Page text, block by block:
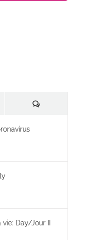
Commentaires
Day/Jour II